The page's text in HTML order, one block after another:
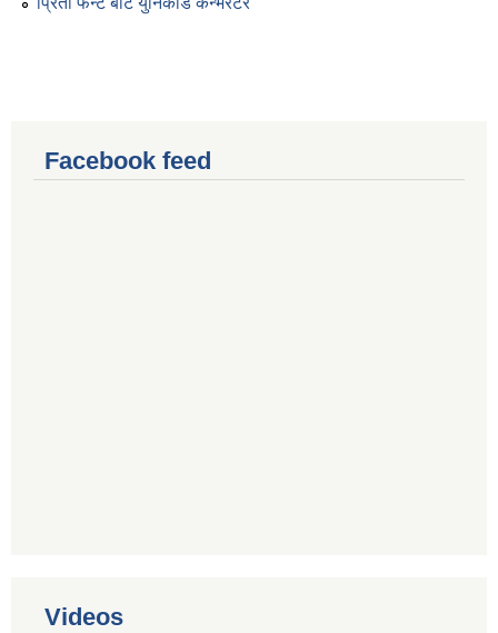
Facebook feed
Videos